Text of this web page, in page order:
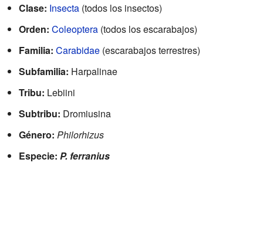
Clase: Insecta (todos los insectos)
Orden: Coleoptera (todos los escarabajos)
Familia: Carabidae (escarabajos terrestres)
Subfamilia: Harpalinae
Tribu: Lebiini
Subtribu: Dromiusina
Género: Philorhizus
Especie: P. ferranius